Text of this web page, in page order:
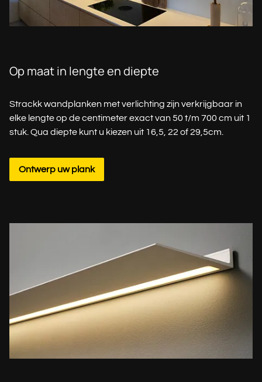
Op maat in lengte en diepte
Strackk wandplanken met verlichting zijn verkrijgbaar in
elke lengte op de centimeter exact van 50 t/m 700 cm uit 1
stuk. Qua diepte kunt u kiezen uit 16,5, 22 of 29,5cm.
Ontwerp uw plank